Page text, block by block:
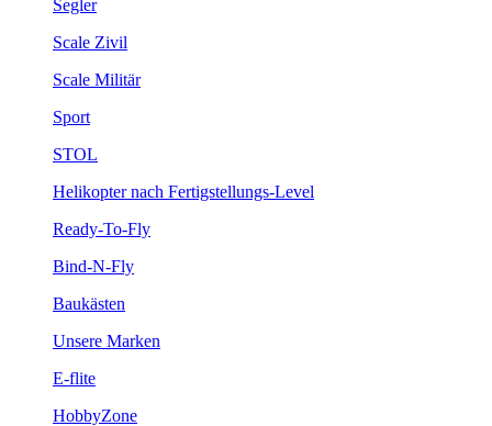
Segler
Scale Zivil
Scale Militär
Sport
STOL
Helikopter nach Fertigstellungs-Level
Ready-To-Fly
Bind-N-Fly
Baukästen
Unsere Marken
E-flite
HobbyZone